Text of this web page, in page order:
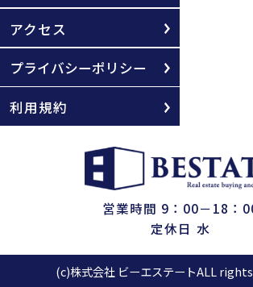
アクセス
プライバシーポリシー
利用規約
営業時間 9：00－18：
定休日 水
(c)株式会社 ビーエステートALL